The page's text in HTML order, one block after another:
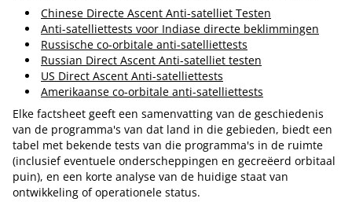
Chinese Directe Ascent Anti-satelliet Testen
Anti-satelliettests voor Indiase directe beklimmingen
Russische co-orbitale anti-satelliettests
Russian Direct Ascent Anti-satelliet testen
US Direct Ascent Anti-satelliettests
Amerikaanse co-orbitale anti-satelliettests
Elke factsheet geeft een samenvatting van de geschiedenis
van de programma's van dat land in die gebieden, biedt een
tabel met bekende tests van die programma's in de ruimte
(inclusief eventuele onderscheppingen en gecreëerd orbitaal
puin), en een korte analyse van de huidige staat van
ontwikkeling of operationele status.